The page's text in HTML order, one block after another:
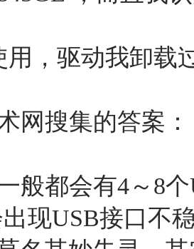
用，驱动我卸载
网搜集的答案：
般都会有4～8
现USB接口不